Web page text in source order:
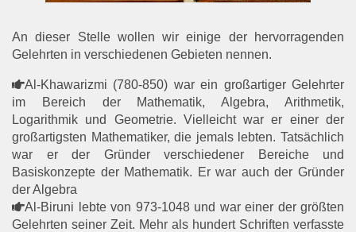
An dieser Stelle wollen wir einige der hervorragenden
Gelehrten in verschiedenen Gebieten nennen.
Al-Khawarizmi (780-850) war ein großartiger Gelehrter
im Bereich der Mathematik, Algebra, Arithmetik,
Logarithmik und Geometrie. Vielleicht war er einer der
großartigsten Mathematiker, die jemals lebten. Tatsächlich
war er der Gründer verschiedener Bereiche und
Basiskonzepte der Mathematik. Er war auch der Gründer
der Algebra
Al-Biruni lebte von 973-1048 und war einer der größten
Gelehrten seiner Zeit. Mehr als hundert Schriften verfasste